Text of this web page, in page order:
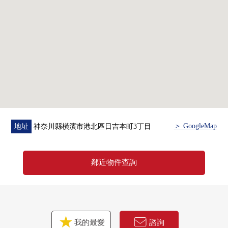
地址 神奈川縣橫濱市港北區日吉本町3丁目 ＞ GoogleMap
鄰近物件查詢
我的最愛 諮詢